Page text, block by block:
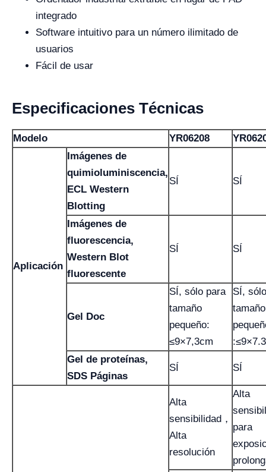
integrado
Software intuitivo para un número ilimitado de
usuarios
Fácil de usar
Especificaciones Técnicas
Modelo YR06208
Aplicación
Imágenes de
quimioluminiscencia,
ECL Western
Blotting
SÍ SÍ
Imágenes de
fluorescencia,
Western Blot
fluorescente
SÍ SÍ
Gel Doc
SÍ, sólo para
tamaño
pequeño:
≤9×7,3cm
SÍ,
tamaño
Gel de proteínas,
SDS Páginas
SÍ SÍ
Alta
sensibilidad，
Alta
resolución
Alta
para